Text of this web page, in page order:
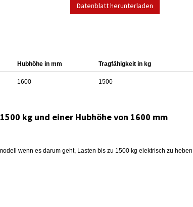
Datenblatt herunterladen
Hubhöhe in mm Tragfähigkeit in kg
1600 1500
kg und einer Hubhöhe von 1600 mm
wenn es darum geht, Lasten bis zu 1500 kg elektrisch zu